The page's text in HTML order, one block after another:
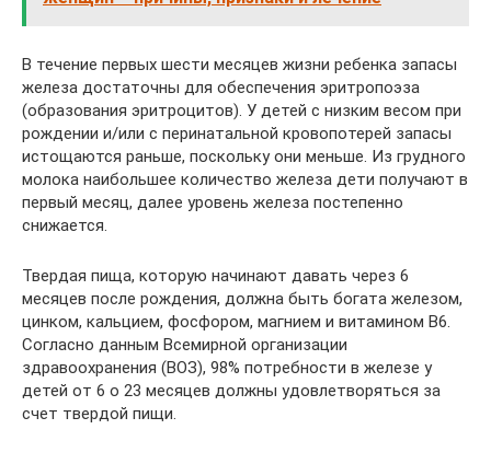
В течение первых шести месяцев жизни ребенка запасы
железа достаточны для обеспечения эритропоэза
(образования эритроцитов). У детей с низким весом при
рождении и/или с перинатальной кровопотерей запасы
истощаются раньше, поскольку они меньше. Из грудного
молока наибольшее количество железа дети получают в
первый месяц, далее уровень железа постепенно
снижается.
Твердая пища, которую начинают давать через 6
месяцев после рождения, должна быть богата железом,
цинком, кальцием, фосфором, магнием и витамином В6.
Согласно данным Всемирной организации
здравоохранения (ВОЗ), 98% потребности в железе у
детей от 6 о 23 месяцев должны удовлетворяться за
счет твердой пищи.